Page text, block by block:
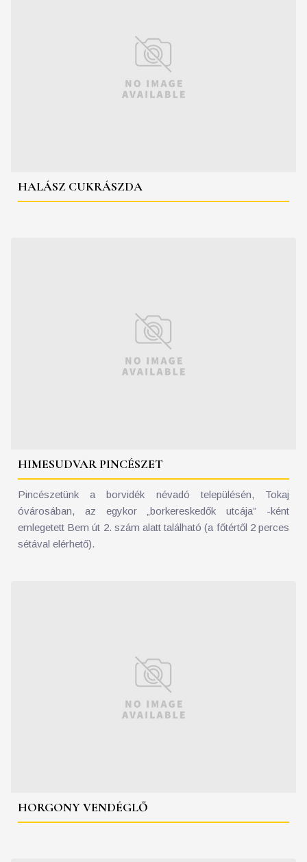
HALÁSZ CUKRÁSZDA
HIMESUDVAR PINCÉSZET
Pincészetünk a borvidék névadó településén, Tokaj
óvárosában, az egykor „borkereskedők utcája” -ként
emlegetett Bem út 2. szám alatt található (a főtértől 2 perces
sétával elérhető).
HORGONY VENDÉGLŐ